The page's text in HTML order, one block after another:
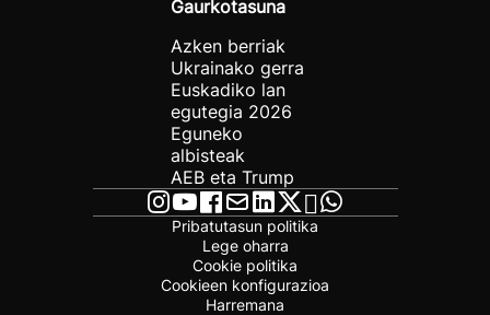
Gaurkotasuna
Azken berriak
Ukrainako gerra
Euskadiko lan
egutegia 2026
Eguneko
albisteak
AEB eta Trump
Pribatutasun politika
Lege oharra
Cookie politika
Cookieen konfigurazioa
Harremana